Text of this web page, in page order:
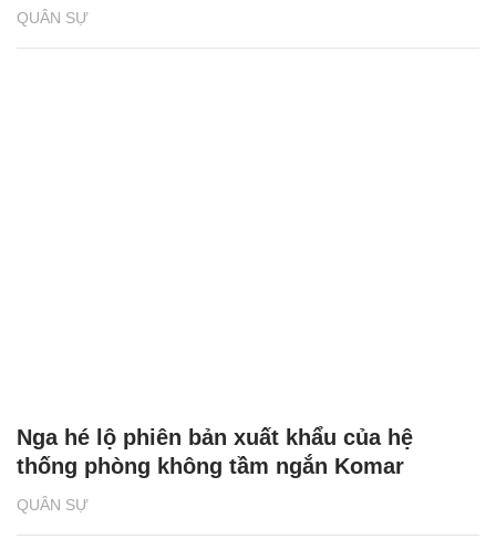
QUÂN SỰ
QUÂN SỰ
Nga hé lộ phiên bản xuất khẩu của hệ
thống phòng không tầm ngắn Komar